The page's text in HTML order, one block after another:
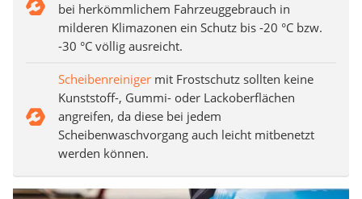
bei herkömmlichem Fahrzeuggebrauch in
milderen Klimazonen ein Schutz bis -20 °C bzw.
-30 °C völlig ausreicht.
Scheibenreiniger mit Frostschutz sollten keine
Kunststoff-, Gummi- oder Lackoberflächen
angreifen, da diese bei jedem
Scheibenwaschvorgang auch leicht mitbenetzt
werden können.